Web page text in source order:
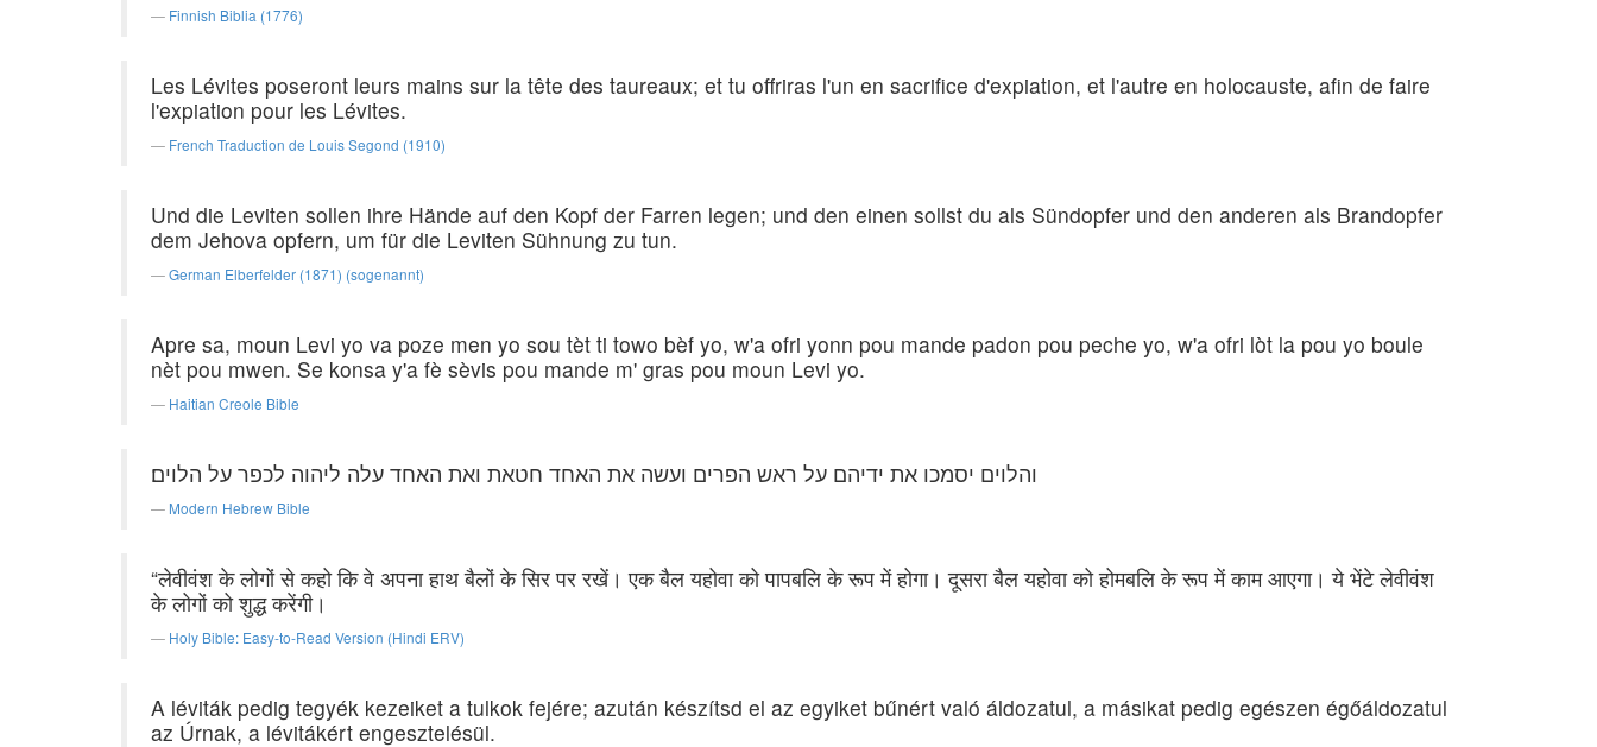
Finnish Biblia (1776)
Les Lévites poseront leurs mains sur la tête des taureaux; et tu offriras l'un en sacrifice d'expiation, et l'autre en holocauste, afin de faire
l'expiation pour les Lévites.
French Traduction de Louis Segond (1910)
Und die Leviten sollen ihre Hände auf den Kopf der Farren legen; und den einen sollst du als Sündopfer und den anderen als Brandopfer
dem Jehova opfern, um für die Leviten Sühnung zu tun.
German Elberfelder (1871) (sogenannt)
Apre sa, moun Levi yo va poze men yo sou tèt ti towo bèf yo, w'a ofri yonn pou mande padon pou peche yo, w'a ofri lòt la pou yo boule
nèt pou mwen. Se konsa y'a fè sèvis pou mande m' gras pou moun Levi yo.
Haitian Creole Bible
והלוים יסמכו את ידיהם על ראש הפרים ועשה את האחד חטאת ואת האחד עלה ליהוה לכפר על הלוים׃
Modern Hebrew Bible
“लेवीवंश के लोगों से कहो कि वे अपना हाथ बैलों के सिर पर रखें। एक बैल यहोवा को पापबलि के रूप में होगा। दूसरा बैल यहोवा को होमबलि के रूप में काम आएगा। ये भेंटे लेवीवंश
के लोगों को शुद्ध करेंगी।
Holy Bible: Easy-to-Read Version (Hindi ERV)
A léviták pedig tegyék kezeiket a tulkok fejére; azután készítsd el az egyiket bűnért való áldozatul, a másikat pedig egészen égőáldozatul
az Úrnak, a lévitákért engesztelésül.